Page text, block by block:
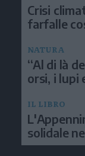
Crisi
farfalle
NATURA
“Al di là
orsi, i lupi
IL LIBRO
solidale